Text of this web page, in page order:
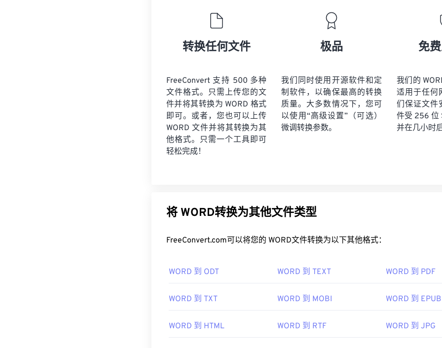
转换任何文件
FreeConvert 支持 500 多种
文件格式。只需上传您的文
件并将其转换为 WORD 格式
即可。或者，您也可以上传
WORD 文件并将其转换为其
他格式。只需一个工具即可
轻松完成！
极品
我们同时使用开源软件和定
制软件，以确保最高的转换
质量。大多数情况下，您可
以使用“高级设置”（可选）
微调转换参数。
免
我们的
适用于任何
们保证文件
件受 256 位
并在几小时
将 WORD转换为其他文件类型
FreeConvert.com可以将您的 WORD文件转换为以下其他格式：
WORD 到 ODT WORD 到 TEXT WORD 到 PDF
WORD 到 TXT WORD 到 MOBI WORD 到 EPUB
WORD 到 HTML WORD 到 RTF WORD 到 JPG